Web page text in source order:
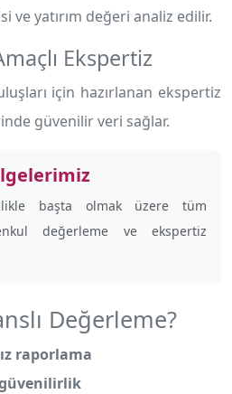
ve yatırım değeri analiz edilir.
Ekspertiz
için hazırlanan ekspertiz
güvenilir veri sağlar.
başta olmak üzere tüm
değerleme ve ekspertiz
Değerleme?
raporlama